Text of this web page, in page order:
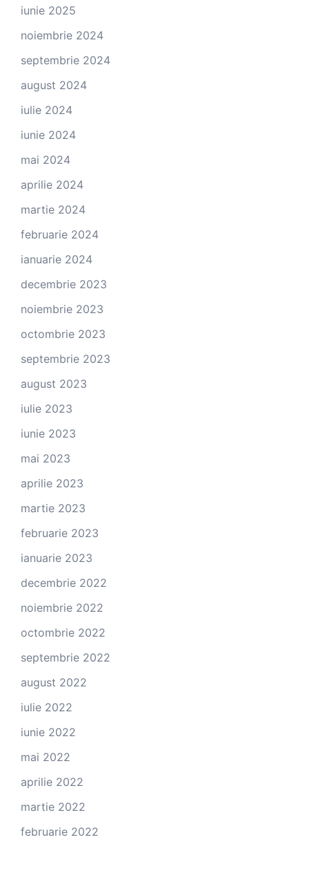
iunie 2025
noiembrie 2024
septembrie 2024
august 2024
iulie 2024
iunie 2024
mai 2024
aprilie 2024
martie 2024
februarie 2024
ianuarie 2024
decembrie 2023
noiembrie 2023
octombrie 2023
septembrie 2023
august 2023
iulie 2023
iunie 2023
mai 2023
aprilie 2023
martie 2023
februarie 2023
ianuarie 2023
decembrie 2022
noiembrie 2022
octombrie 2022
septembrie 2022
august 2022
iulie 2022
iunie 2022
mai 2022
aprilie 2022
martie 2022
februarie 2022